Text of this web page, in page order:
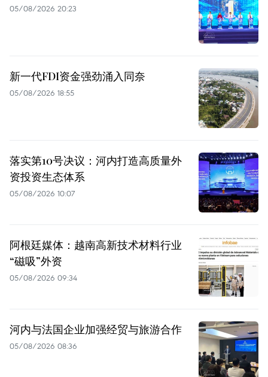
05/08/2026 20:23
新一代FDI资金强劲涌入同奈
05/08/2026 18:55
落实第10号决议：河内打造高质量外
资投资生态体系
05/08/2026 10:07
阿根廷媒体：越南高新技术材料行业
“磁吸”外资
05/08/2026 09:34
河内与法国企业加强经贸与旅游合作
05/08/2026 08:36